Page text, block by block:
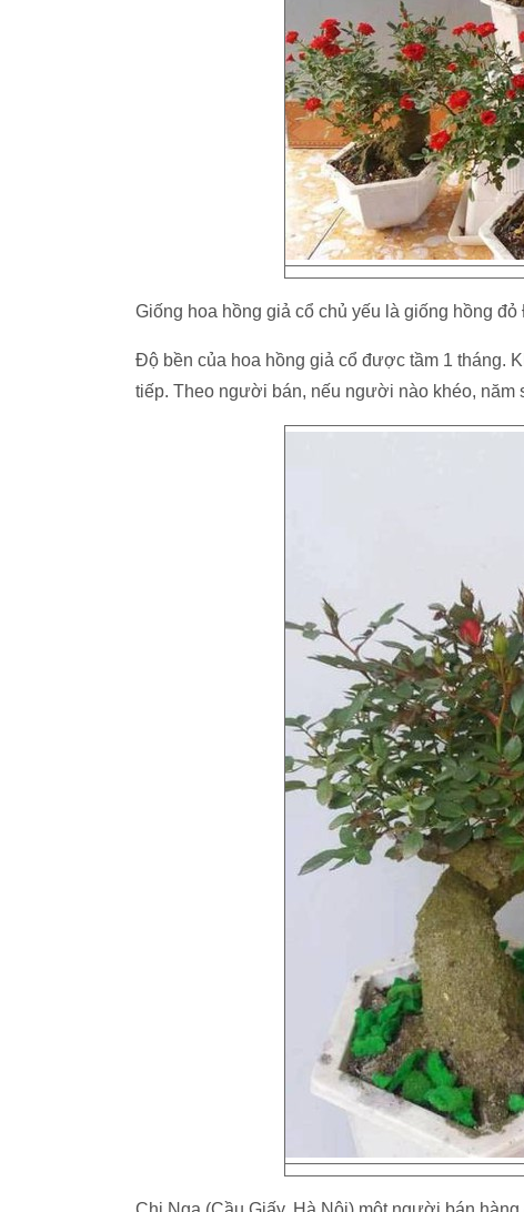
Giống hoa hồng giả cổ chủ yếu là giống hồng
Độ bền của hoa hồng giả cổ được tầm 1 tháng.
tiếp. Theo người bán, nếu người nào khéo, năm